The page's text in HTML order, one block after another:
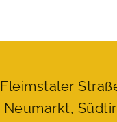
Fleimstaler
Neumarkt,